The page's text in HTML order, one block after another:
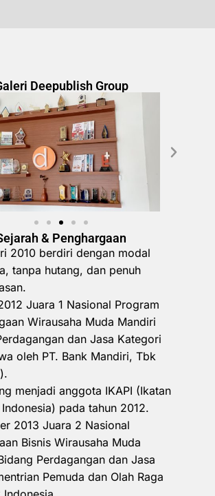
Deepublish Group
& Penghargaan
2010 berdiri dengan modal
tanpa hutang, dan penuh
Juara 1 Nasional Program
Wirausaha Muda Mandiri
dan Jasa Kategori
oleh PT. Bank Mandiri, Tbk
menjadi anggota IKAPI (Ikatan
pada tahun 2012.
2013 Juara 2 Nasional
Bisnis Wirausaha Muda
Perdagangan dan Jasa
Pemuda dan Olah Raga